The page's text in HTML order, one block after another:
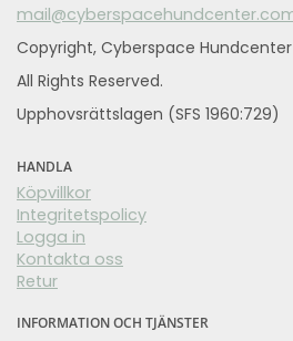
Copyright, Cyberspace Hundcenter
All Rights Reserved.
Upphovsrättslagen (SFS 1960:729)
HANDLA
Köpvillkor
Integritetspolicy
Logga in
Kontakta oss
Retur
INFORMATION OCH TJÄNSTER